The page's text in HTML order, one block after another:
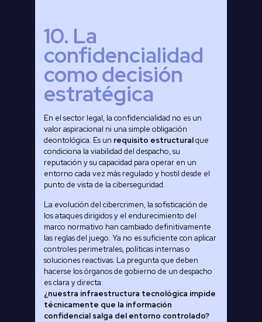
10. La
confidencialidad
como decisión
estratégica
En el sector legal, la confidencialidad no es un
valor aspiracional ni una simple obligación
deontológica. Es un requisito estructuralque
condiciona la viabilidad del despacho, su
reputación y su capacidad para operar en un
entorno cada vez más regulado y hostil desde el
punto de vista de la ciberseguridad.
La evolución del cibercrimen, la sofisticación de
los ataques dirigidos y el endurecimiento del
marco normativo han cambiado definitivamente
las reglas del juego. Ya no es suficiente con aplicar
controles perimetrales, políticas internas o
soluciones reactivas. La pregunta que deben
hacerse los órganos de gobierno de un despacho
es clara y directa:
¿nuestra infraestructura tecnológica impide
técnicamente que la información
confidencial salga del entorno controlado?